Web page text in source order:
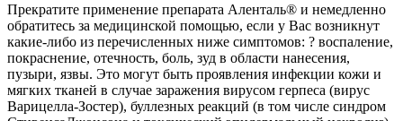
Прекратите применение препарата Аленталь® и немедленно
обратитесь за медицинской помощью, если у Вас возникнут
какие-либо из перечисленных ниже симптомов: ? воспаление,
покраснение, отечность, боль, зуд в области нанесения,
пузыри, язвы. Это могут быть проявления инфекции кожи и
мягких тканей в случае заражения вирусом герпеса (вирус
Варицелла-Зостер), буллезных реакций (в том числе синдром